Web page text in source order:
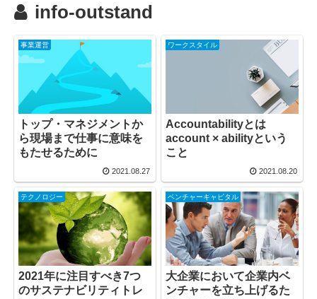
info-outstand
事業運営
トップ・マネジメントか
ら現場まで仕事に意味を
もたせるために
2021.08.27
ワークスタイル
Accountabilityとは
account × abilityという
こと
2021.08.20
テクノロジー
2021年に注目すべき7つ
のサステナビリティトレ
ベンチャーキャピタル
大企業において企業内ベ
ンチャーを立ち上げるた